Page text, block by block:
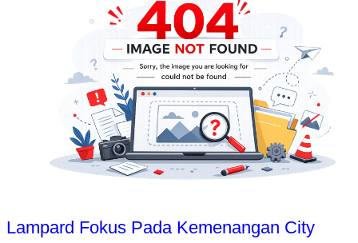
Lampard Fokus Pada Kemenangan City